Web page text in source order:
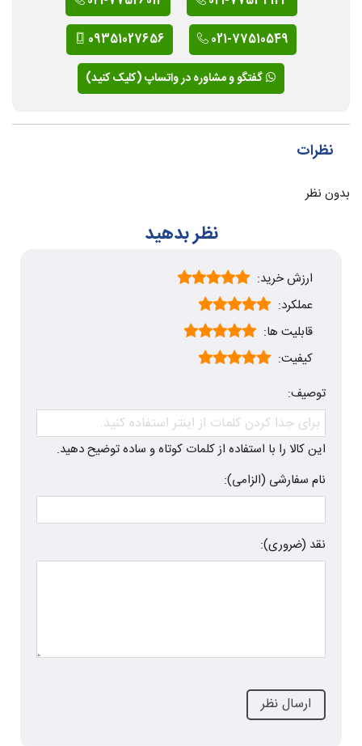
021-77510549
09351027656
گفتگو و مشاوره در واتساپ (کلیک کنید)
نظرات
بدون نظر
نظر بدهید
ارزش خرید:
عملکرد:
قابلیت ها:
کیفیت:
توصیف:
این کالا را با استفاده از کلمات کوتاه و ساده توضیح دهید.
نام سفارشی (الزامی):
نقد (ضروری):